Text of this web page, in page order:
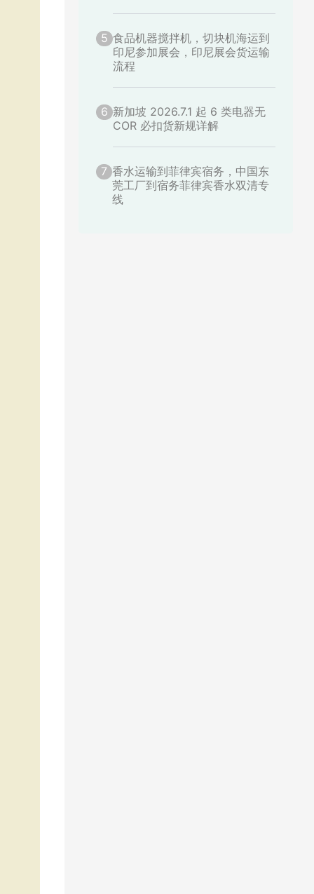
5 食品机器搅拌机，切块机海运到
印尼参加展会，印尼展会货运输
流程
6 新加坡 2026.7.1 起 6 类电器无
COR 必扣货新规详解
7 香水运输到菲律宾宿务，中国东
莞工厂到宿务菲律宾香水双清专
线